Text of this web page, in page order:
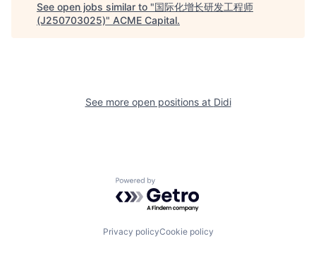
See open jobs similar to "国际化增长研发工程师
(J250703025)" ACME Capital.
See more open positions at Didi
Powered by Getro.com
Privacy policyCookie policy